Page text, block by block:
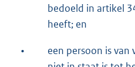
bedoeld in artikel
heeft; en
•
een persoon is van